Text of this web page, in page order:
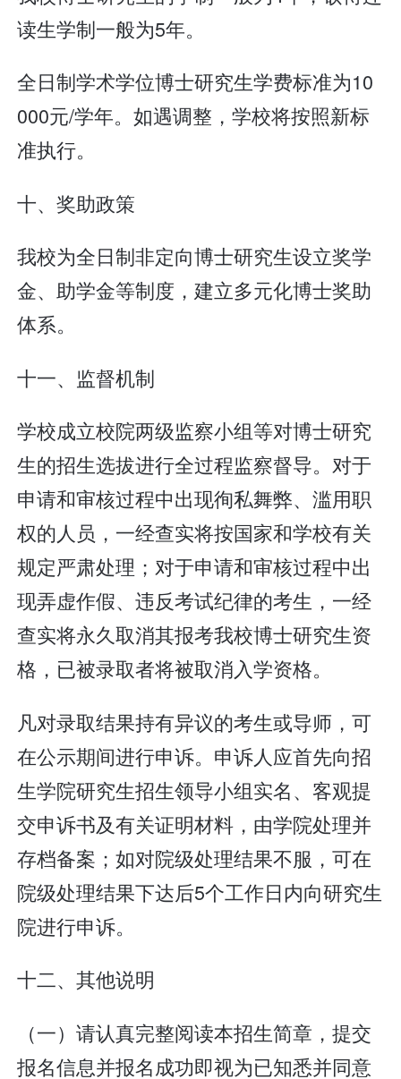
读生学制一般为5年。
全日制学术学位博士研究生学费标准为10
000元/学年。如遇调整，学校将按照新标
准执行。
十、奖助政策
我校为全日制非定向博士研究生设立奖学
金、助学金等制度，建立多元化博士奖助
体系。
十一、监督机制
学校成立校院两级监察小组等对博士研究
生的招生选拔进行全过程监察督导。对于
申请和审核过程中出现徇私舞弊、滥用职
权的人员，一经查实将按国家和学校有关
规定严肃处理；对于申请和审核过程中出
现弄虚作假、违反考试纪律的考生，一经
查实将永久取消其报考我校博士研究生资
格，已被录取者将被取消入学资格。
凡对录取结果持有异议的考生或导师，可
在公示期间进行申诉。申诉人应首先向招
生学院研究生招生领导小组实名、客观提
交申诉书及有关证明材料，由学院处理并
存档备案；如对院级处理结果不服，可在
院级处理结果下达后5个工作日内向研究生
院进行申诉。
十二、其他说明
（一）请认真完整阅读本招生简章，提交
报名信息并报名成功即视为已知悉并同意